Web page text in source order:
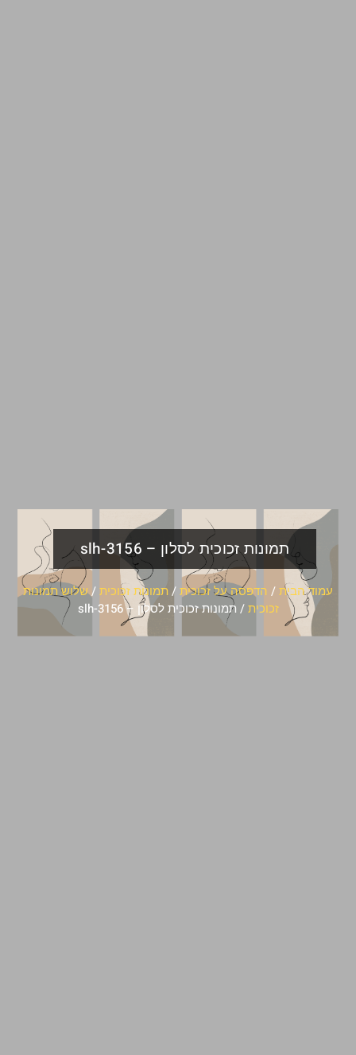
תמונות זכוכית לסלון – slh-3156
עמוד הבית/ הדפסה על זכוכית/ תמונות זכוכית/שלוש תמונות
זכוכית/ תמונות זכוכית לסלון – slh-3156